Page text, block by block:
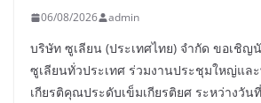
06/08/2026 admin
บริษัท ซูเลียน (ประเทศไทย) จำกัด ขอเชิญ
ซูเลียนทั่วประเทศ ร่วมงานประชุมใหญ่แล
เกียรติคุณประดับเข็มเกียรติยศ ระหว่างวั